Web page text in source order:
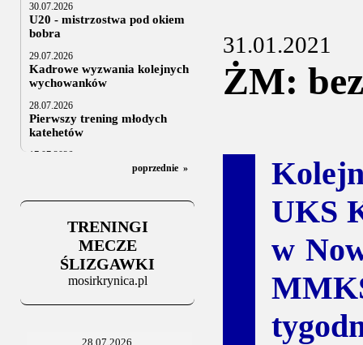
30.07.2026
U20 - mistrzostwa pod okiem
bobra
29.07.2026
Kadrowe wyzwania kolejnych
wychowanków
28.07.2026
Pierwszy trening młodych
katehetów
17.07.2026
U20: z kraju i z zagranicy
Za trzy tygodnie na lód
06.07.2025
Stowarzyszenie po Walnym
poprzednie »
TRENINGI
MECZE
ŚLIZGAWKI
mosirkrynica.pl
31.01.2021
ŻM:
UKS
w